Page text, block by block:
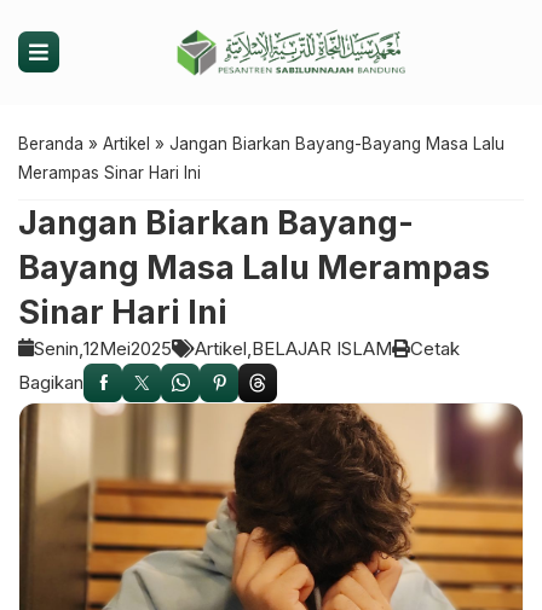
Beranda » Artikel » Jangan Biarkan Bayang-Bayang Masa Lalu
Merampas Sinar Hari Ini
Jangan Biarkan Bayang-
Bayang Masa Lalu Merampas
Sinar Hari Ini
Senin, 12Mei2025 Artikel BELAJAR ISLAM
Cetak
Bagikan